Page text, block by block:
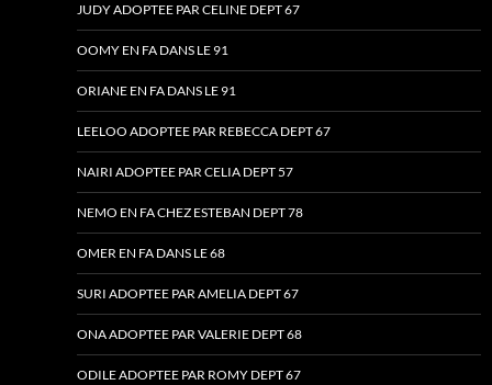
JUDY ADOPTEE PAR CELINE DEPT 67
OOMY EN FA DANS LE 91
ORIANE EN FA DANS LE 91
LEELOO ADOPTEE PAR REBECCA DEPT 67
NAIRI ADOPTEE PAR CELIA DEPT 57
NEMO EN FA CHEZ ESTEBAN DEPT 78
OMER EN FA DANS LE 68
SURI ADOPTEE PAR AMELIA DEPT 67
ONA ADOPTEE PAR VALERIE DEPT 68
ODILE ADOPTEE PAR ROMY DEPT 67